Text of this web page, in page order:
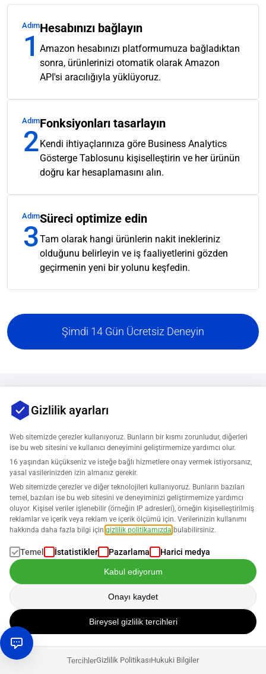
Adım
1
Hesabınızı bağlayın
Amazon hesabınızı platformumuza bağladıktan
sonra, ürünlerinizi otomatik olarak Amazon
API'si aracılığıyla yüklüyoruz.
Adım
2
Fonksiyonları tasarlayın
Kendi ihtiyaçlarınıza göre Business Analytics
Gösterge Tablosunu kişiselleştirin ve her ürünün
doğru kar hesaplamasını alın.
Adım
3
Süreci optimize edin
Tam olarak hangi ürünlerin nakit inekleriniz
olduğunu belirleyin ve iş faaliyetlerini gözden
geçirmenin yeni bir yolunu keşfedin.
Şimdi 14 Gün Ücretsiz Deneyin
Fiyat, bağlı tüm Amazon pazar yerlerinden alınan aylık
tüm siparişlere dayanmaktadır.
Sipariş hacmi
Fiyatınız
€13,50 aylık
Gizlilik ayarları
Web sitemizde çerezler kullanıyoruz. Bunların bir kısmı zorunludur, diğerleri
ise bu web sitesini ve kullanıcı deneyimini geliştirmemize yardımcı olur.
16 yaşından küçükseniz ve isteğe bağlı hizmetlere onay vermek istiyorsanız,
yasal vasilerinizden izin almanız gerekir.
Web sitemizde çerezler ve diğer teknolojileri kullanıyoruz. Bunların bazıları
temel, bazıları ise bu web sitesini ve deneyiminizi geliştirmemize yardımcı
oluyor. Kişisel veriler işlenebilir (örneğin IP adresleri), örneğin kişiselleştirilmiş
reklamlar ve içerik veya reklam ve içerik ölçümü için. Verilerinizin kullanımı
hakkında daha fazla bilgi için gizlilik politikamızda bulabilirsiniz.
Temel İstatistikler Pazarlama Harici medya
Kabul ediyorum
Onayı kaydet
Bireysel gizlilik tercihleri
TercihlerGizlilik PolitikasıHukuki Bilgiler